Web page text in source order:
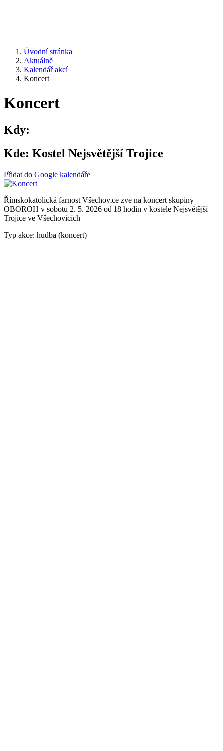
Úvodní stránka
Aktuálně
Kalendář akcí
Koncert
Koncert
Kdy:
Kde: Kostel Nejsvětější Trojice
Přidat do Google kalendáře
Římskokatolická farnost Všechovice zve na koncert skupiny
OBOROH v sobotu 2. 5. 2026 od 18 hodin v kostele Nejsvětější
Trojice ve Všechovicích
Typ akce: hudba (koncert)